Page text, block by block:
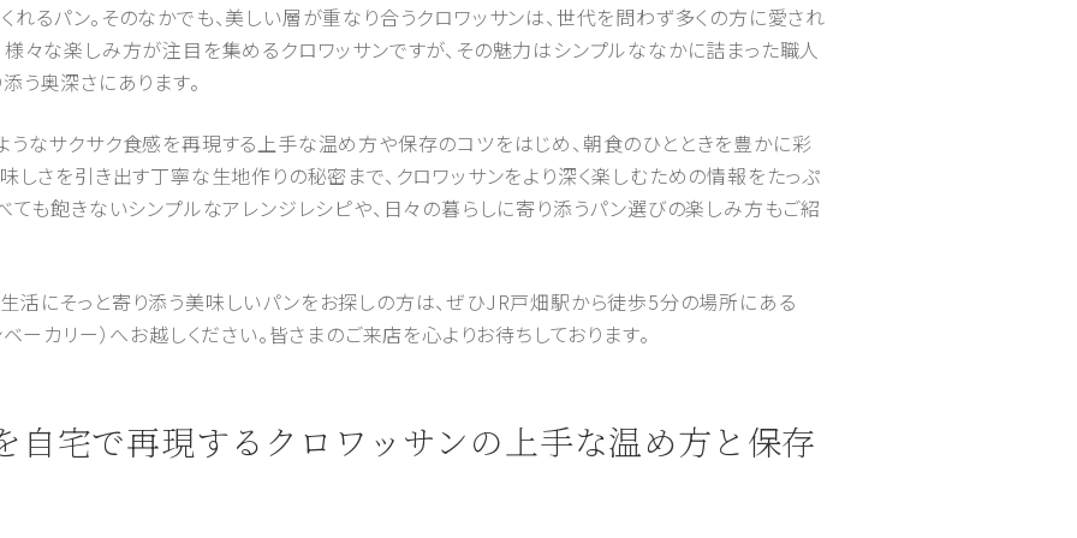
るパン。そのなかでも、美しい層が重なり合うクロワッサンは、世代を問わず多くの方に愛され
々な楽しみ方が注目を集めるクロワッサンですが、その魅力はシンプルななかに詰まった職人
う奥深さにあります。
うなサクサク食感を再現する上手な温め方や保存のコツをはじめ、朝食のひとときを豊かに彩
しさを引き出す丁寧な生地作りの秘密まで、クロワッサンをより深く楽しむための情報をたっぷ
ても飽きないシンプルなアレンジレシピや、日々の暮らしに寄り添うパン選びの楽しみ方もご紹
活にそっと寄り添う美味しいパンをお探しの方は、ぜひJR戸畑駅から徒歩5分の場所にある
カリー）へお越しください。皆さまのご来店を心よりお待ちしております。
自宅で再現するクロワッサンの上手な温め方と保存